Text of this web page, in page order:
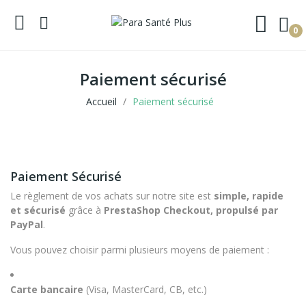
0
Paiement sécurisé
Accueil Paiement sécurisé
Paiement Sécurisé
Le règlement de vos achats sur notre site est simple, rapide
et sécurisé grâce à PrestaShop Checkout, propulsé par
PayPal.
Vous pouvez choisir parmi plusieurs moyens de paiement :
Carte bancaire (Visa, MasterCard, CB, etc.)